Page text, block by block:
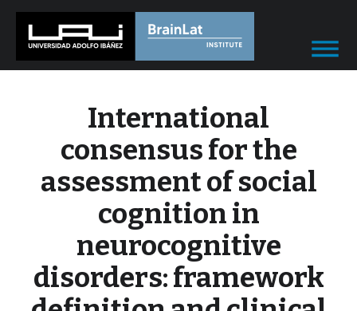
International
consensus for the
assessment of social
cognition in
neurocognitive
disorders: framework